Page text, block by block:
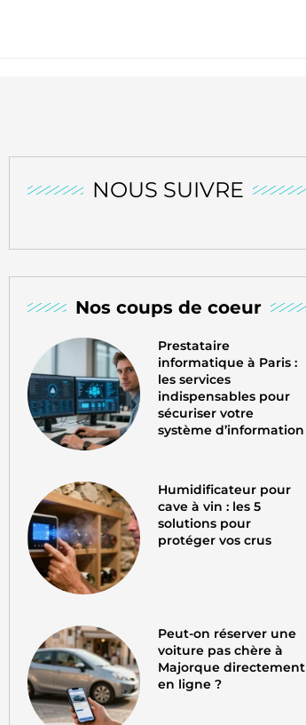
NOUS SUIVRE
Nos coups de coeur
Prestataire
informatique à Paris :
les services
indispensables pour
sécuriser votre
système d’information
Humidificateur pour
cave à vin : les 5
solutions pour
protéger vos crus
Peut-on réserver une
voiture pas chère à
Majorque directement
en ligne ?